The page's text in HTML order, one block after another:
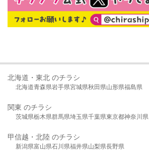
北海道・東北 のチラシ
北海道青森県岩手県宮城県秋田県山形県福島県
関東 のチラシ
茨城県栃木県群馬県埼玉県千葉県東京都神奈川県
甲信越・北陸 のチラシ
新潟県富山県石川県福井県山梨県長野県